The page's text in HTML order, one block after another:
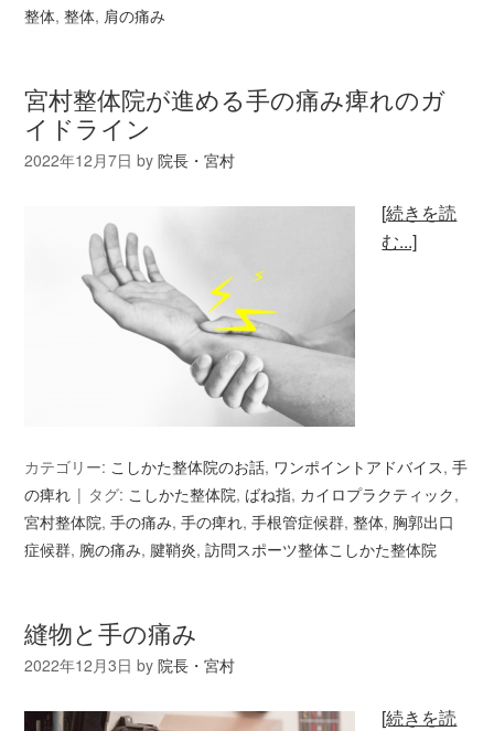
整体,整体, 肩の痛み
宮村整体院が進める手の痛み痺れのガ
イドライン
2022年12月7日 by院長・宮村
[続きを読
む...]
カテゴリー: こしかた整体院のお話, ワンポイントアドバイス,手
の痺れ
タグ: こしかた整体院, ばね指, カイロプラクティック,
宮村整体院,手の痛み,手の痺れ,手根管症候群,整体, 胸郭出口
症候群, 腕の痛み, 腱鞘炎,訪問スポーツ整体こしかた整体院
縫物と手の痛み
2022年12月3日 by院長・宮村
[続きを読